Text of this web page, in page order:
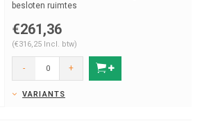
besloten ruimtes
€261,36
(€316,25 Incl. btw)
- +
VARIANTS